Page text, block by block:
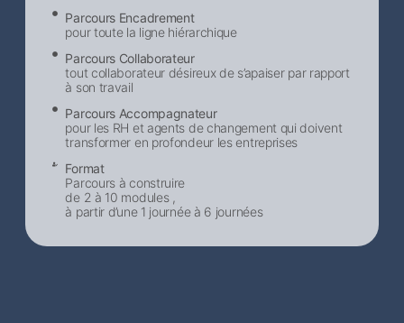
Parcours Encadrement
pour toute la ligne hiérarchique
Parcours Collaborateur
tout collaborateur désireux de s’apaiser par rapport
à son travail
Parcours Accompagnateur
pour les RH et agents de changement qui doivent
transformer en profondeur les entreprises
Format
Parcours à construire
de 2 à 10 modules ,
à partir d’une 1 journée à 6 journées